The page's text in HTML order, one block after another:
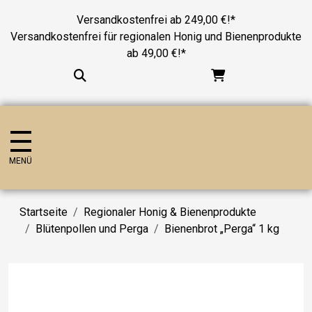
Versandkostenfrei ab 249,00 €!*
Versandkostenfrei für regionalen Honig und Bienenprodukte
ab 49,00 €!*
MENÜ
Startseite
Regionaler Honig & Bienenprodukte
Blütenpollen und Perga
Bienenbrot „Perga“ 1 kg